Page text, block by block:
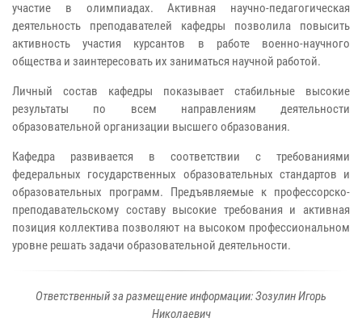
участие в олимпиадах. Активная научно-педагогическая
деятельность преподавателей кафедры позволила повысить
активность участия курсантов в работе военно-научного
общества и заинтересовать их заниматься научной работой.
Личный состав кафедры показывает стабильные высокие
результаты по всем направлениям деятельности
образовательной организации высшего образования.
Кафедра развивается в соответствии с требованиями
федеральных государственных образовательных стандартов и
образовательных программ. Предъявляемые к профессорско-
преподавательскому составу высокие требования и активная
позиция коллектива позволяют на высоком профессиональном
уровне решать задачи образовательной деятельности.
Ответственный за размещение информации: Зозулин Игорь
Николаевич